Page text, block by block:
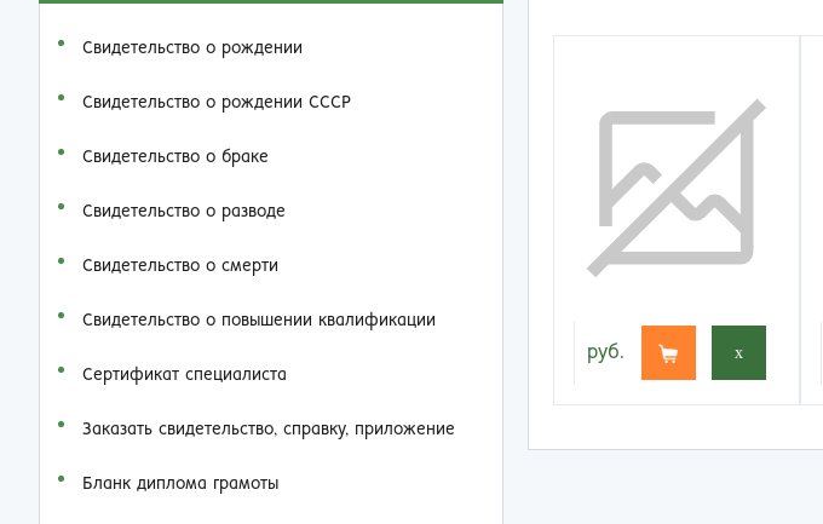
Свидетельство о рождении
Свидетельство о рождении СССР
Свидетельство о браке
Свидетельство о разводе
Свидетельство о смерти
Свидетельство о повышении квалификации
Сертификат специалиста
Заказать cвидетельство, справку, приложение
Бланк диплома грамоты
руб. x